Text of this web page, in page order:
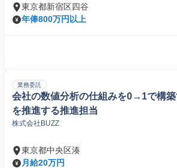
東京都新宿区四谷
年俸800万円以上
業務委託
会社の数値分析の仕組みを0→1で構
を推進する推進担当
株式会社BUZZ
東京都中央区湊
月給20万円